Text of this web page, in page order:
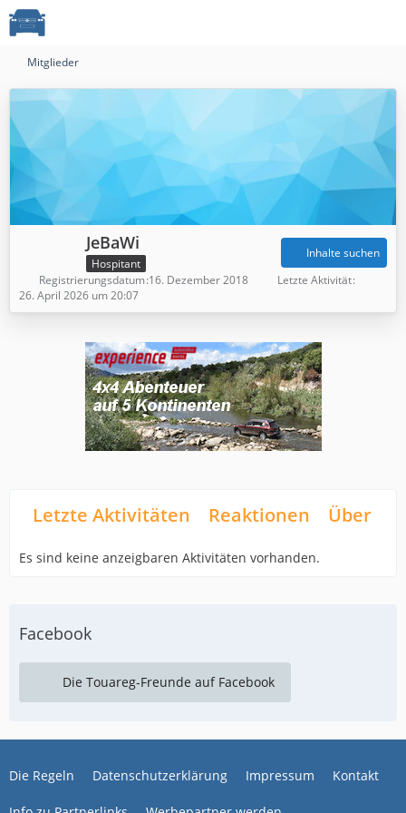
Mitglieder
JeBaWi
Hospitant
Inhalte suchen
Registrierungsdatum 16. Dezember 2018
Letzte Aktivität
26. April 2026 um 20:07
Letzte Aktivitäten Reaktionen Über
Es sind keine anzeigbaren Aktivitäten vorhanden.
Facebook
Die Touareg-Freunde auf Facebook
Die Regeln Datenschutzerklärung Impressum Kontakt